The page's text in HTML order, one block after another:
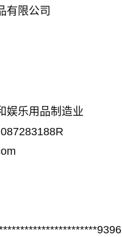
有限公司
娱乐用品制造业